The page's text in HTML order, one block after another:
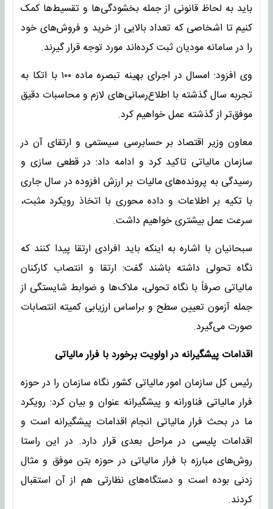
باید به لحاظ قانونی از جمله بخشودگی‌ها و تقسیط‌ها کمک
کنیم تا اشخاصی که تعداد بالایی از خرید و فروش‌های خود
را در سامانه مودیان ثبت کرده‌اند مورد توجه قرار گیرند.
وی افزود: امسال در اجرای بهینه تبصره ماده ۱۰۰ با اتکا به
تجربه سال گذشته با اطلاع‌رسانی‌های لازم و محاسبات دقیق
موفق‌تر از گذشته عمل خواهیم کرد.
معاون وزیر اقتصاد بر حسابرسی سیستمی و ارتقای آن در
سازمان مالیاتی تاکید کرد و ادامه داد: در قطعی سازی و
رسیدگی به پرونده‌های مالیات بر ارزش افزوده در سال جاری
با تکیه بر اطلاعات و داده محوری با اتخاذ رویکرد مثبت،
سرعت عمل بیشتری خواهیم داشت.
سبحانیان با اشاره به اینکه باید افرادی ارتقا پیدا کنند که
نگاه تحولی داشته باشند گفت: ارتقا و انتصاب کارکنان
مالیاتی صرفاً با نگاه تحولی، ملاک‌ها و ضوابط شایستگی از
جمله آزمون تعیین سطح و براساس ارزیابی کمیته انتصابات
صورت می‌گیرد.
اقدامات پیشگیرانه در اولویت برخورد با فرار مالیاتی
رئیس کل سازمان امور مالیاتی کشور نگاه سازمان را در حوزه
فرار مالیاتی فناورانه و پیشگیرانه عنوان و بیان کرد: رویکرد
ما در بحث فرار مالیاتی انجام اقدامات پیشگیرانه است و
اقدامات پلیسی در مراحل بعدی قرار دارد. در این راستا
روش‌های مبارزه با فرار مالیاتی در حوزه بتن موفق و مثال
زدنی بوده است و دستگاه‌های نظارتی هم از آن استقبال
کردند.